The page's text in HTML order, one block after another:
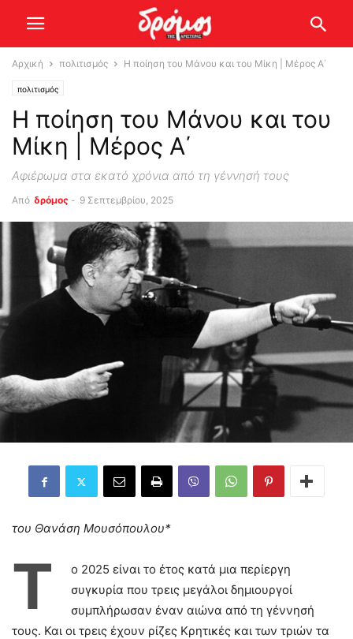
Αρχική πολιτισμός Η ποίηση του Μάνου και του Μίκη | Μέρος Α΄
πολιτισμός
Η ποίηση του Μάνου και του
Μίκη | Μέρος Α΄
Αφιέρωμα στα εκατό χρόνια από τη γέννησή τους
Από δρόμος - 9 Σεπτεμβρίου, 2025
του Θανάση Μουσόπουλου*
Τ
ο 2025 είναι το έτος κατά μια περίεργη
συγκυρία που τρεις μεγάλοι δημιουργοί
συμπλήρωσαν έναν αιώνα από τη γέννησή
τους. Και οι τρεις έχουν ρίζες Κρητικές και των τριών τα